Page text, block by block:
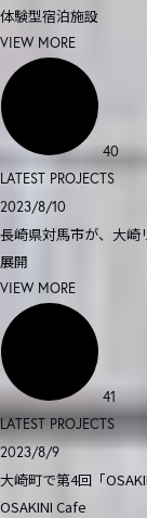
体験型宿泊施設
VIEW MORE
40
LATEST PROJECTS
2023/8/10
長崎県対馬市が、大崎
展開
VIEW MORE
41
LATEST PROJECTS
2023/8/9
大崎町で第4回「
OSAKINI Cafe